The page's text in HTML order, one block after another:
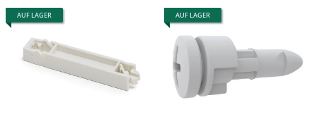
AUF LAGER AUF LAGER